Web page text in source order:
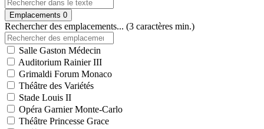
Emplacements 0
Rechercher des emplacements... (3 caractères min.)
Salle Gaston Médecin
Auditorium Rainier III
Grimaldi Forum Monaco
Théâtre des Variétés
Stade Louis II
Opéra Garnier Monte-Carlo
Théâtre Princesse Grace